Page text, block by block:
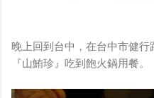
晚上回到台中，在台中市健行
『山鮪珍』吃到飽火鍋用餐。